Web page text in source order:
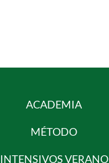
ACADEMIA
MÉTODO
INTENSIVOS VERANO